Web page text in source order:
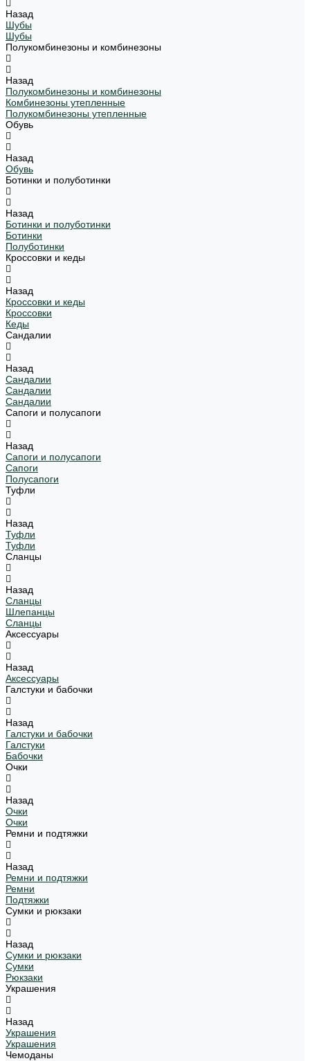
Назад
Шубы
Шубы
Полукомбинезоны и комбинезоны
Назад
Полукомбинезоны и комбинезоны
Комбинезоны утепленные
Полукомбинезоны утепленные
Обувь
Назад
Обувь
Ботинки и полуботинки
Назад
Ботинки и полуботинки
Ботинки
Полуботинки
Кроссовки и кеды
Назад
Кроссовки и кеды
Кроссовки
Кеды
Сандалии
Назад
Сандалии
Сандалии
Сандалии
Сапоги и полусапоги
Назад
Сапоги и полусапоги
Сапоги
Полусапоги
Туфли
Назад
Туфли
Туфли
Сланцы
Назад
Сланцы
Шлепанцы
Сланцы
Аксессуары
Назад
Аксессуары
Галстуки и бабочки
Назад
Галстуки и бабочки
Галстуки
Бабочки
Очки
Назад
Очки
Очки
Ремни и подтяжки
Назад
Ремни и подтяжки
Ремни
Подтяжки
Сумки и рюкзаки
Назад
Сумки и рюкзаки
Сумки
Рюкзаки
Украшения
Назад
Украшения
Украшения
Чемоданы